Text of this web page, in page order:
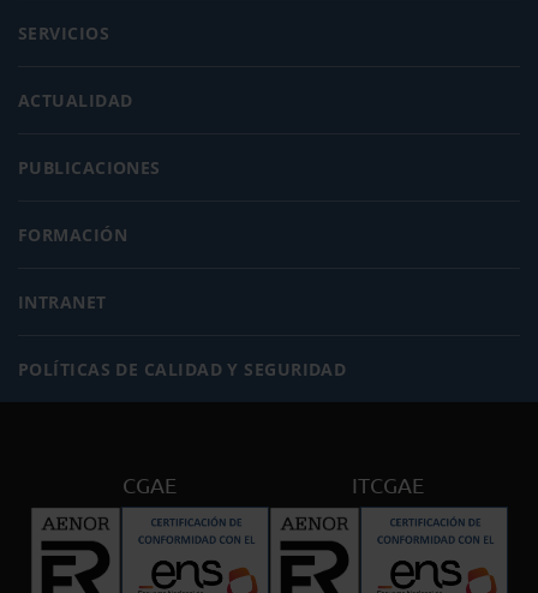
SERVICIOS
ACTUALIDAD
PUBLICACIONES
FORMACIÓN
INTRANET
POLÍTICAS DE CALIDAD Y SEGURIDAD
CGAE ITCGAE